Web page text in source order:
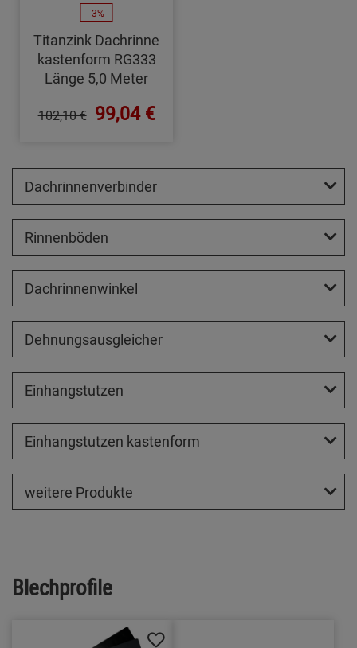
-3%
Titanzink Dachrinne
kastenform RG333
Länge 5,0 Meter
102,10 € 99,04 €
Dachrinnenverbinder
Rinnenböden
Dachrinnenwinkel
Dehnungsausgleicher
Einhangstutzen
Einhangstutzen kastenform
weitere Produkte
Blechprofile